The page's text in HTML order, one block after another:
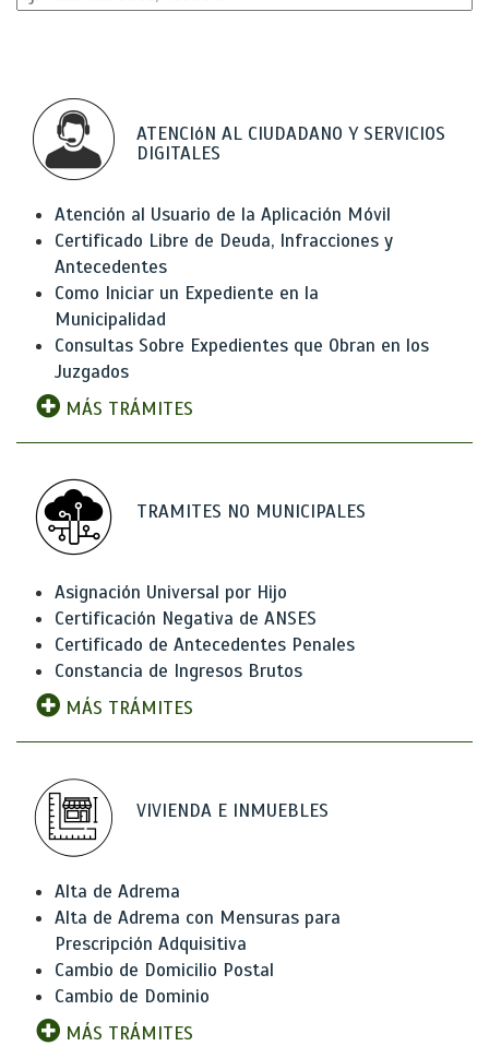
ATENCIóN AL CIUDADANO Y SERVICIOS
DIGITALES
Atención al Usuario de la Aplicación Móvil
Certificado Libre de Deuda, Infracciones y
Antecedentes
Como Iniciar un Expediente en la
Municipalidad
Consultas Sobre Expedientes que Obran en los
Juzgados
MÁS TRÁMITES
TRAMITES NO MUNICIPALES
Asignación Universal por Hijo
Certificación Negativa de ANSES
Certificado de Antecedentes Penales
Constancia de Ingresos Brutos
MÁS TRÁMITES
VIVIENDA E INMUEBLES
Alta de Adrema
Alta de Adrema con Mensuras para
Prescripción Adquisitiva
Cambio de Domicilio Postal
Cambio de Dominio
MÁS TRÁMITES